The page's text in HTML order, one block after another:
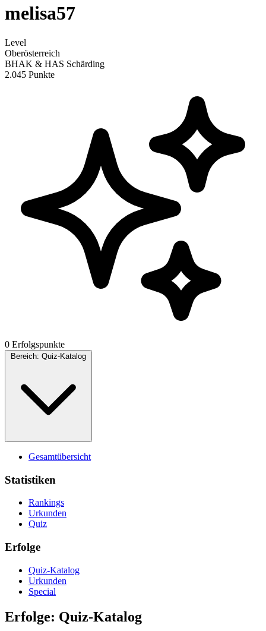
melisa57
Level
Oberösterreich
BHAK & HAS Schärding
2.045 Punkte
0 Erfolgspunkte
Bereich: Quiz-Katalog
Gesamtübersicht
Statistiken
Rankings
Urkunden
Quiz
Erfolge
Quiz-Katalog
Urkunden
Special
Erfolge: Quiz-Katalog